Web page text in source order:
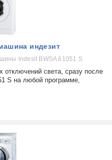
индезит
Indesit BWSA 61051 S
отключений света, сразу после
S на любой программе,